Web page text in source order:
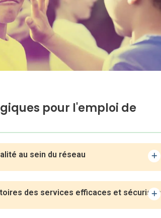
pour l'emploi de
au sein du réseau
des services efficaces et sécurisés​